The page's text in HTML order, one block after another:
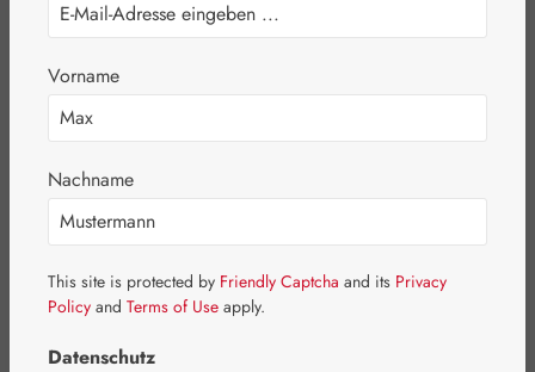
Bildergalerie überspringen
Vorname
Nachname
This site is protected by Friendly Captcha and its Privacy
Policy and Terms of Use apply.
Datenschutz